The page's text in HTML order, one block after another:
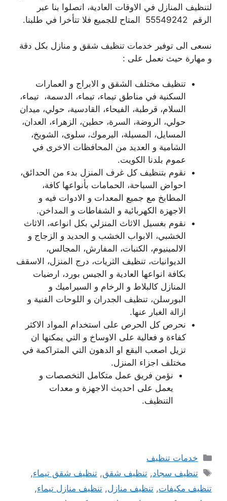
لتنظيف المنازل في الاوقات العادية، اتصلوا بنا عبر
الرقم 55549242 المتاح للجميع فلا تتأخرا في طلبنا.
نسعى الى توفير خدمات تنظيف شقق و منازل بكل دقة
و مهارة حيث نعمل على :
تنظيف مختلف الشقق و الابراج و العمارات
السكنية في مناطق تيماء، تيماء، الدسمة، تيماء،
السلام، قرطبة، الفيحاء، القادسية، حولي، ميدان
حولي، الروضة، السرة، حطين، الزهراء، العدان،
المسايل، المسيلة، اليرموك، سلوى، الشويخ،
الشامية و العديد من المحافظات الاخرى في
عموم بلدنا الكويت.
نقوم بتنظيف كل غرف المنزل بدء من الحدائق،
احواض السباحة، الحمامات بأنواعها كافة،
المطابخ مع جميع المعدات و الادوات فيه و
الاجهزة الكهربائية و الشفاطات و المداخن.
نقوم بغسيل الاثاث المنزلي بكل انواعه، الاثاث
الخشبي، الابواب الخشب و الحديد و الزجاج و
الالمينيوم، الكنبات، المفارش، المجالس،
الديوانيات، تنظيف الثريات، درج المنزل، الاسقف
بكافة انواعها العادية و الجيس بورد، ارضيات
المنازل كالبلاط و الرخام و السيراميك و
البورسلن، تنظيف الجدران و اللوحات الفنية و
ازالة الغبار عنها.
نحرص كل الحرص على استخدام المواد الاكثر
كفاءة و فعالية على الاوساخ و التي يمكنها ان
تزيل اصعب البقع او الدهون التي المتراكمة في
مختلف اجزاء المنزل.
نؤمن فريق عمل متكامل التخصصات و
يعمل على احديث الاجهزة و معدات
التنظيف.
التصنيفات
خدمات تنظيف
الوسوم
تنظيف سجاد,تنظيف شقق,تنظيف شقق تيماء,
تنظيف مكيفات, تنظيف منازل, تنظيف منازل تيماء,